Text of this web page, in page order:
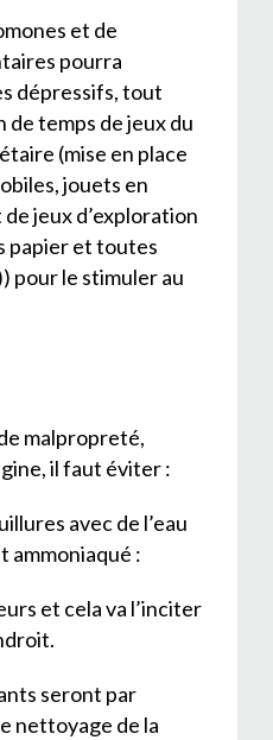
et de
pourra
dépressifs, tout
de temps de jeux du
(mise en place
jouets en
jeux d’exploration
papier et toutes
pour le stimuler au
malpropreté,
il faut éviter :
avec de l’eau
ammoniaqué :
et cela va l’inciter
seront par
nettoyage de la